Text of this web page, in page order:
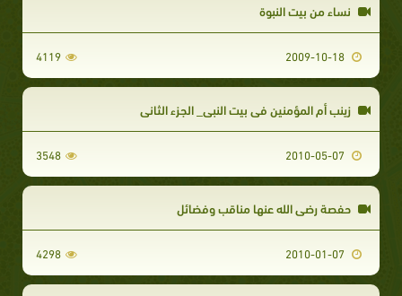
نساء من بيت النبوة
4119
زينب أم المؤمنين في بيت النبي_ الجزء الثاني
3548
حفصة رضى الله عنها مناقب وفضائل
4298